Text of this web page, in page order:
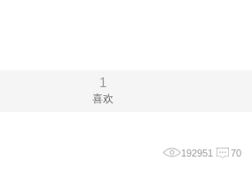
1
喜欢
192951 70